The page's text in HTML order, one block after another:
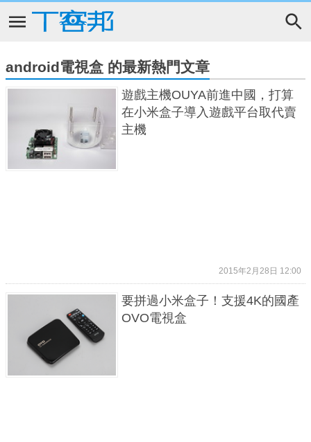
android電視盒 的最新熱門文章
遊戲主機OUYA前進中國，打算
在小米盒子導入遊戲平台取代賣
主機
2015年2月28日 12:00
要拼過小米盒子！支援4K的國產
OVO電視盒